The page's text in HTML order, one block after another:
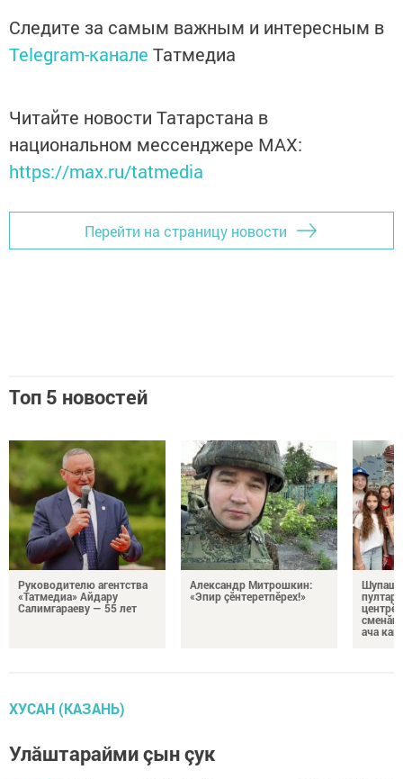
Следите за самым важным и интересным в
Telegram-канале Татмедиа
Читайте новости Татарстана в
национальном мессенджере MАХ:
https://max.ru/tatmedia
Перейти на страницу новости
Топ 5 новостей
Руководителю агентства
«Татмедиа» Айдару
Салимгараеву — 55 лет
Александр Митрошкин:
«Эпир çӗнтеретпӗрех!»
ача
ХУСАН (КАЗАНЬ)
Улăштарайми çын çук